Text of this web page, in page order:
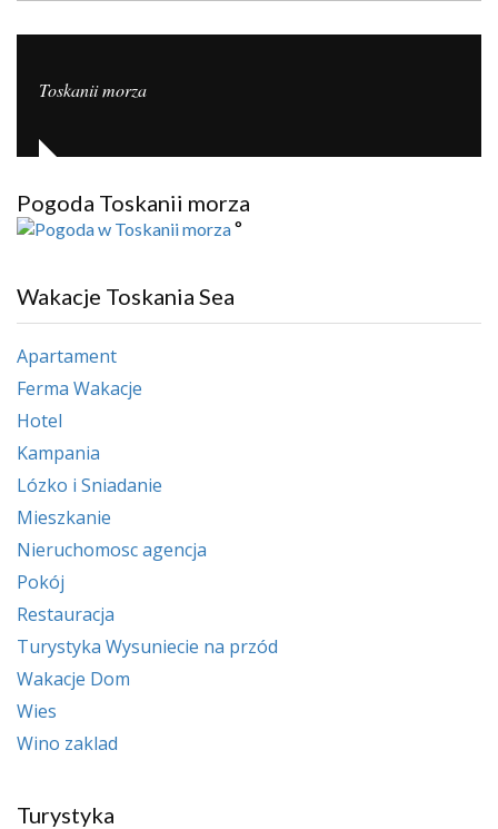
Toskanii morza
Pogoda Toskanii morza
°
Wakacje Toskania Sea
Apartament
Ferma Wakacje
Hotel
Kampania
Lózko i Sniadanie
Mieszkanie
Nieruchomosc agencja
Pokój
Restauracja
Turystyka Wysuniecie na przód
Wakacje Dom
Wies
Wino zaklad
Turystyka